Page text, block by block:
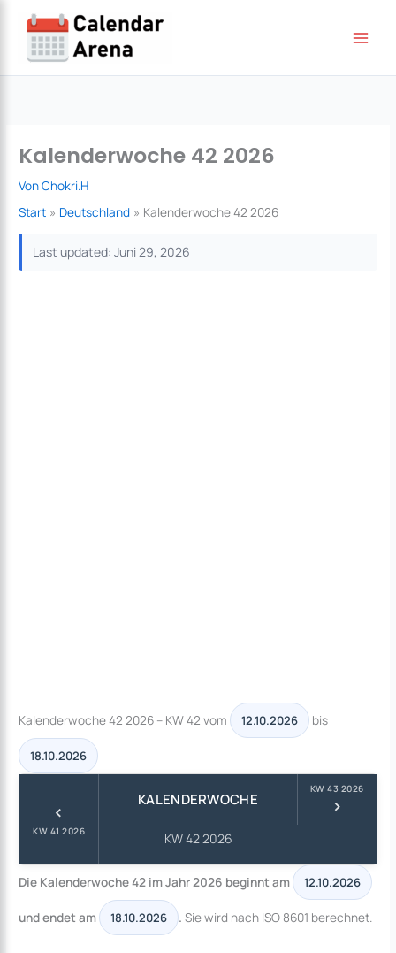
Inhalt
springen
Kalenderwoche 42 2026
VonChokri.H
Start
Deutschland Kalenderwoche 42 2026
Last updated: Juni 29, 2026
Kalenderwoche 42 2026 – KW 42 vom 12.10.2026 bis
18.10.2026
‹
KW 41 2026
KALENDERWOCHE
KW 42 2026
KW 43 2026
›
Die Kalenderwoche 42 im Jahr 2026 beginnt am 12.10.2026
und endet am 18.10.2026 . Sie wird nach ISO 8601 berechnet.